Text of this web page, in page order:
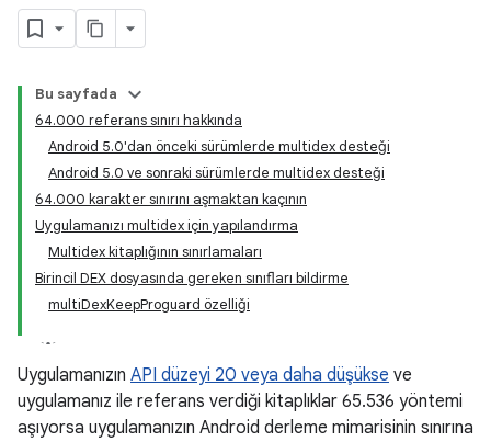
Bu sayfada
64.000 referans sınırı hakkında
Android 5.0'dan önceki sürümlerde multidex desteği
Android 5.0 ve sonraki sürümlerde multidex desteği
64.000 karakter sınırını aşmaktan kaçının
Uygulamanızı multidex için yapılandırma
Multidex kitaplığının sınırlamaları
Birincil DEX dosyasında gereken sınıfları bildirme
multiDexKeepProguard özelliği
Uygulamanızın API düzeyi 20 veya daha düşükse ve
uygulamanız ile referans verdiği kitaplıklar 65.536 yöntemi
aşıyorsa uygulamanızın Android derleme mimarisinin sınırına